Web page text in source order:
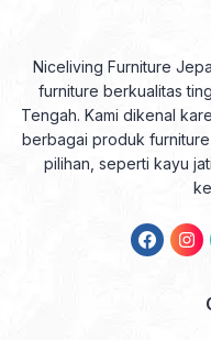
Niceliving Furniture
furniture berkualitas
Tengah. Kami dikenal
berbagai produk
pilihan, seperti kayu